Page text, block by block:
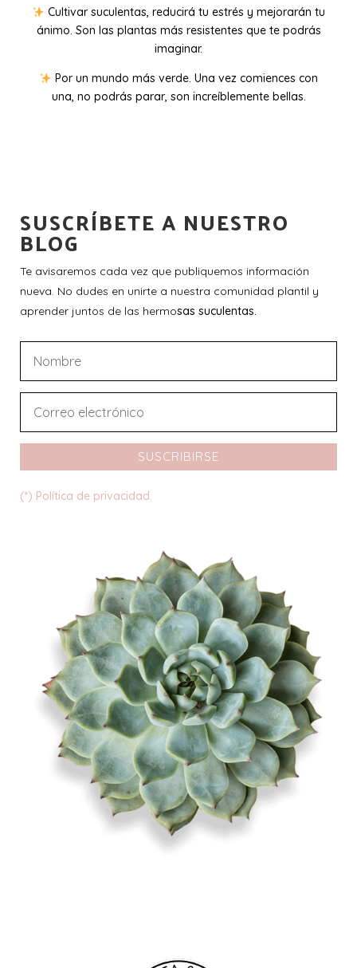
Cultivar suculentas, reducirá tu estrés y mejorarán tu
ánimo. Son las plantas más resistentes que te podrás
imaginar.
Por un mundo más verde. Una vez comiences con
una, no podrás parar, son increíblemente bellas.
SUSCRÍBETE A NUESTRO
BLOG
Te avisaremos cada vez que publiquemos información
nueva. No dudes en unirte a nuestra comunidad plantil y
aprender juntos de las hermosas suculentas.
SUSCRIBIRSE
(*) Política de privacidad.